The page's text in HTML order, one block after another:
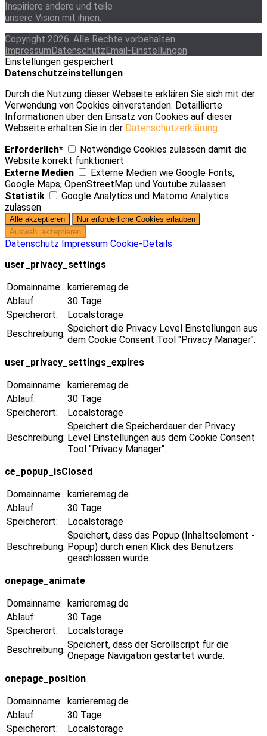
Inspiriere andere und teile
unsere Vision mit ihnen.
Copyright 2026. Alle Rechte vorbehalten.
Impressum Datenschutz Email-Einstellungen
Einstellungen gespeichert
Datenschutzeinstellungen
Durch die Nutzung dieser Webseite erklären Sie sich mit der
Verwendung von Cookies einverstanden. Detaillierte
Informationen über den Einsatz von Cookies auf dieser
Webseite erhalten Sie in der Datenschutzerklärung.
Erforderlich*
Notwendige Cookies zulassen damit die
Website korrekt funktioniert
Externe Medien
Externe Medien wie Google Fonts,
Google Maps, OpenStreetMap und Youtube zulassen
Statistik
Google Analytics und Matomo Analytics
zulassen
Datenschutz Impressum Cookie-Details
user_privacy_settings
Domainname:
karrieremag.de
Ablauf:
30 Tage
Speicherort:
Localstorage
Beschreibung: Speichert die Privacy Level Einstellungen aus
dem Cookie Consent Tool "Privacy Manager".
user_privacy_settings_expires
Domainname:
karrieremag.de
Ablauf:
30 Tage
Speicherort:
Localstorage
Beschreibung:
Speichert die Speicherdauer der Privacy
Level Einstellungen aus dem Cookie Consent
Tool "Privacy Manager".
ce_popup_isClosed
Domainname:
karrieremag.de
Ablauf:
30 Tage
Speicherort:
Localstorage
Beschreibung:
Speichert, dass das Popup (Inhaltselement -
Popup) durch einen Klick des Benutzers
geschlossen wurde.
onepage_animate
Domainname:
karrieremag.de
Ablauf:
30 Tage
Speicherort:
Localstorage
Beschreibung: Speichert, dass der Scrollscript für die
Onepage Navigation gestartet wurde.
onepage_position
Domainname:
karrieremag.de
Ablauf:
30 Tage
Speicherort:
Localstorage